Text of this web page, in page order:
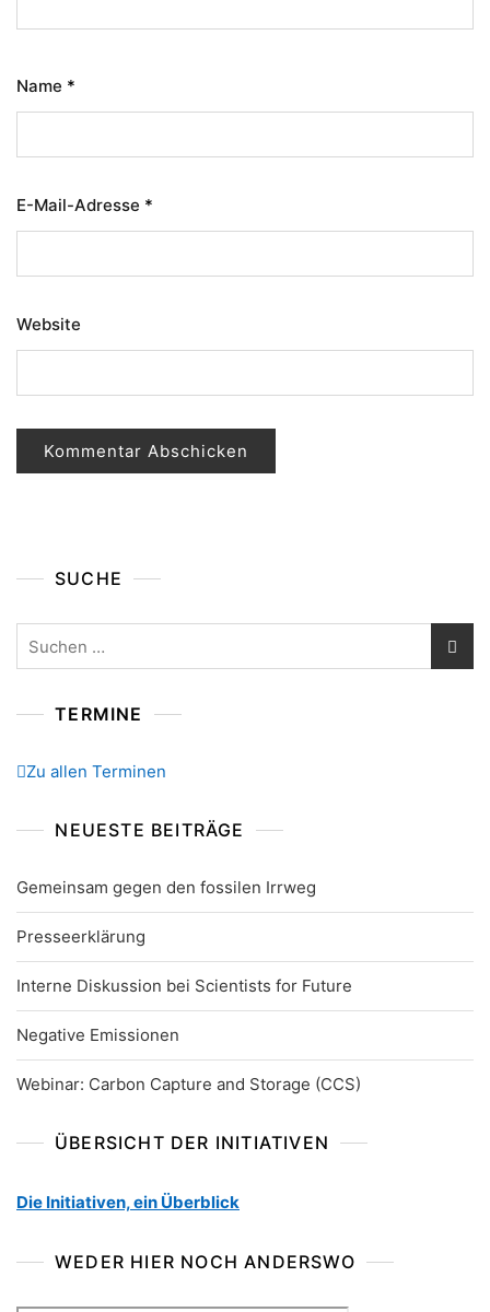
Name *
E-Mail-Adresse *
Website
SUCHE
TERMINE
Zu allen Terminen
NEUESTE BEITRÄGE
Gemeinsam gegen den fossilen Irrweg
Presseerklärung
Interne Diskussion bei Scientists for Future
Negative Emissionen
Webinar: Carbon Capture and Storage (CCS)
ÜBERSICHT DER INITIATIVEN
Die Initiativen, ein Überblick
WEDER HIER NOCH ANDERSWO